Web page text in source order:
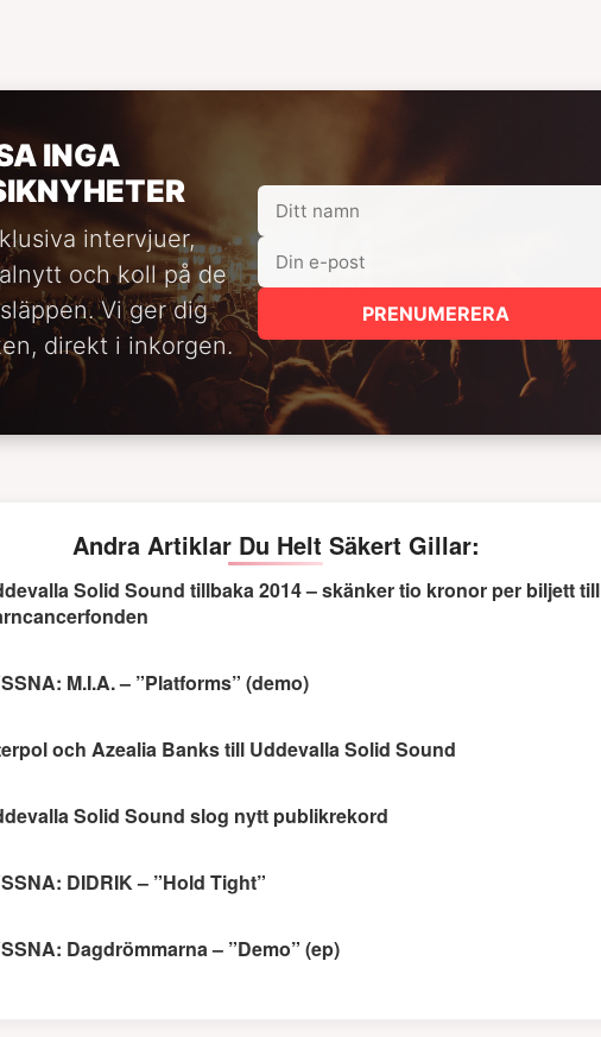
INGA
intervjuer,
och koll på de
Vi ger dig
direkt i inkorgen.
PRENUMERERA
Andra Artiklar Du Helt Säkert Gillar:
Solid Sound tillbaka 2014 – skänker tio kronor per biljett till
M.I.A. – ”Platforms” (demo)
och Azealia Banks till Uddevalla Solid Sound
Solid Sound slog nytt publikrekord
DIDRIK – ”Hold Tight”
Dagdrömmarna – ”Demo” (ep)